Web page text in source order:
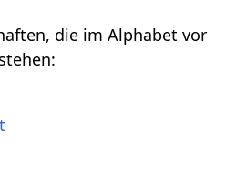
die im Alphabet vor